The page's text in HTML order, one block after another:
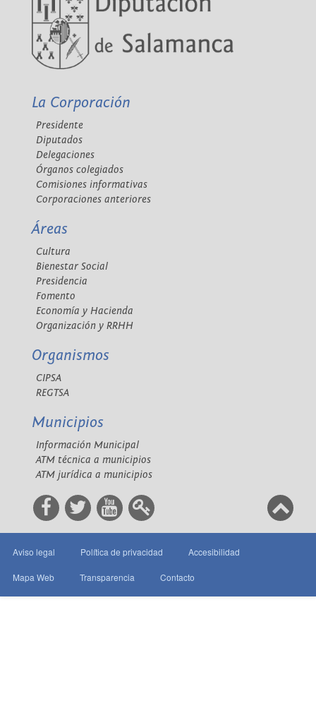
La Corporación
Presidente
Diputados
Delegaciones
Órganos colegiados
Comisiones informativas
Corporaciones anteriores
Áreas
Cultura
Bienestar Social
Presidencia
Fomento
Economía y Hacienda
Organización y RRHH
Organismos
CIPSA
REGTSA
Municipios
Información Municipal
ATM técnica a municipios
ATM jurídica a municipios
Aviso legal Política de privacidad Accesibilidad
Mapa Web Transparencia Contacto